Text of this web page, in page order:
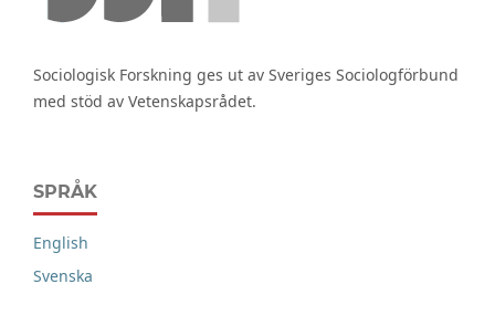
Sociologisk Forskning ges ut av Sveriges Sociologförbund
med stöd av Vetenskapsrådet.
SPRÅK
English
Svenska